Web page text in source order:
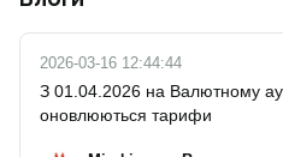
2026-03-16 12:44:44
З 01.04.2026 на Валютному
оновлюються тарифи